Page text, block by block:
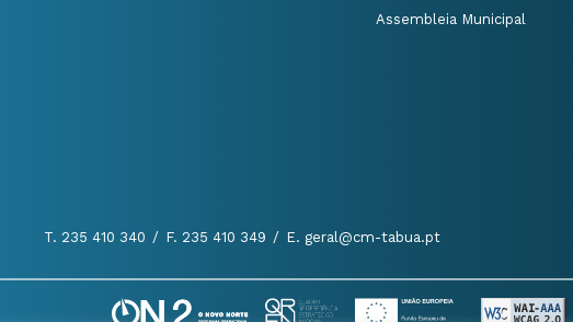
Assembleia Municipal
T. 235 410 340 / F. 235 410 349 / E. geral@cm-tabua.pt